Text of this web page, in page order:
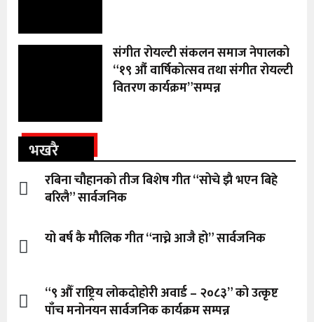
संगीत रोयल्टी संकलन समाज नेपालको
“१९ औं वार्षिकोत्सव तथा संगीत रोयल्टी
वितरण कार्यक्रम”सम्पन्न
भखरै
रबिना चौहानको तीज बिशेष गीत “सोचे झै भएन बिहे
बरिलै” सार्वजनिक
यो बर्ष कै मौलिक गीत “नाच्ने आजै हो” सार्वजनिक
“९ औँ राष्ट्रिय लोकदोहोरी अवार्ड – २०८३” को उत्कृष्ट
पाँच मनोनयन सार्वजनिक कार्यक्रम सम्पन्न